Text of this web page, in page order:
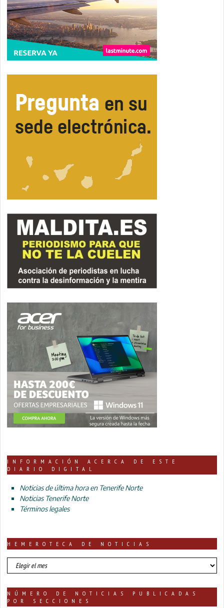
INFORMACIÓN ACERCA DE ESTE
DIARIO DIGITAL
Noticias de última hora en Tenerife Norte
Noticias Tenerife Norte
Términos legales
HEMEROTECA DE NOTICIAS
HEMEROTECA
DE
NÚMERO DE NOTICIAS PUBLICADAS
POR SECCIONES